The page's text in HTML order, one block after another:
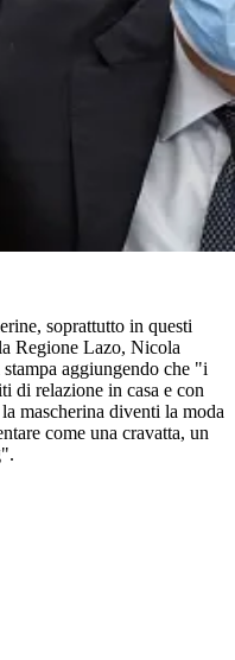
soprattutto in questi
Regione Lazo, Nicola
aggiungendo che "i
di relazione in casa e con
mascherina diventi la moda
come una cravatta, un